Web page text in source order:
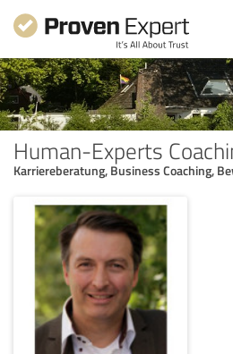
Human-Experts
Karriereberatung, Business Coaching,